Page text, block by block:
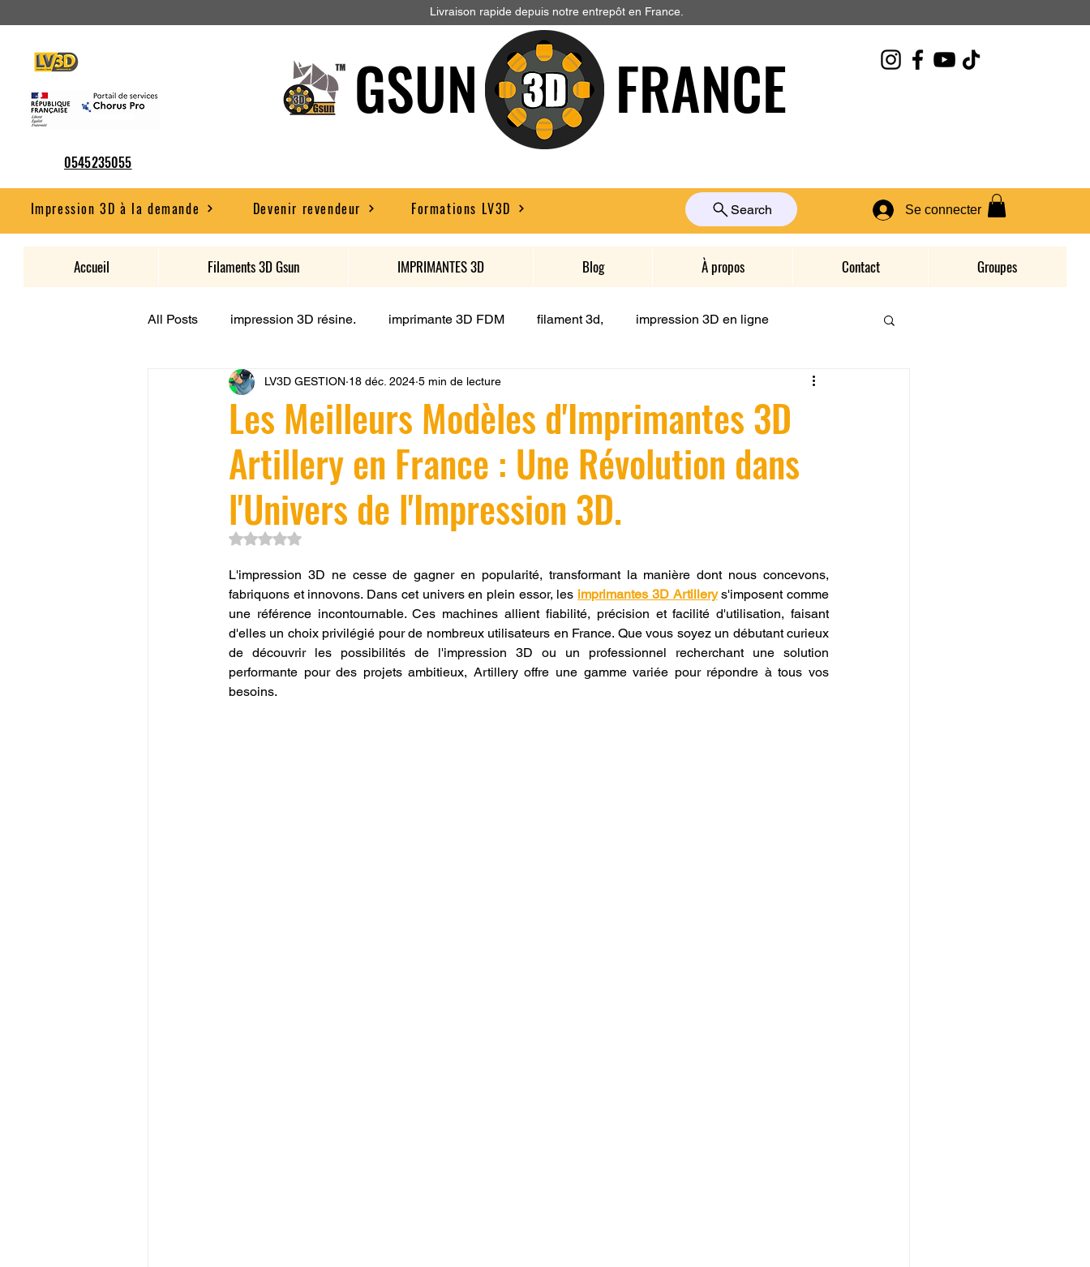
Livraison rapide depuis notre entrepôt en France.
0545235055
GSUN FRANCE
Impression 3D à la demande Devenir revendeur Formations LV3D Se connecter
Search
Accueil Filaments 3D Gsun IMPRIMANTES 3D Blog À propos Contact Groupes
All Posts impression 3D résine. imprimante 3D FDM filament 3d, impression 3D en ligne
CONCESSION LV3D JEU LV3D Formation
SCANNER 3D Formation à l'impression 3D CPF impression 3D à la demande Formation 3D en ligne.
filament 3D Refaire une piece en 3D Filament PETG
Entretien imprimante 3D postraitement SNAPMAKER CRÉALITY SPARK X I7 CREALITY
fusion 360 Formation CREALITY PRINT
Les Meilleurs Modèles d'Imprimantes 3D
Artillery en France : Une Révolution dans
l'Univers de l'Impression 3D.
LV3D GESTION 18 déc. 2024 5 min de lecture
Noté NaN étoiles sur 5.
L'impression 3D ne cesse de gagner en popularité, transformant la manière dont nous concevons,
fabriquons et innovons. Dans cet univers en plein essor, les imprimantes 3D Artillery s'imposent comme
une référence incontournable. Ces machines allient fiabilité, précision et facilité d'utilisation, faisant
d'elles un choix privilégié pour de nombreux utilisateurs en France. Que vous soyez un débutant curieux
de découvrir les possibilités de l'impression 3D ou un professionnel recherchant une solution
performante pour des projets ambitieux, Artillery offre une gamme variée pour répondre à tous vos
besoins.